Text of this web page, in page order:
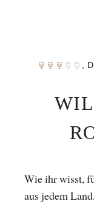
Wie ihr wisst,
aus jedem